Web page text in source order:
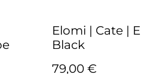
Elomi | Cate |
Black
79,00 €